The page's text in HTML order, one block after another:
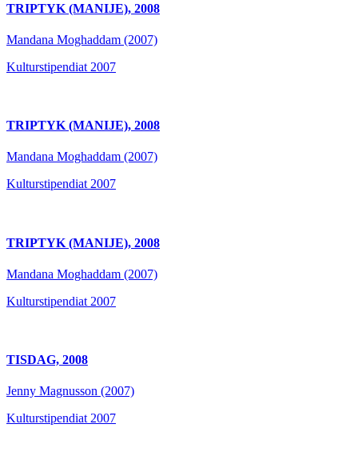
TRIPTYK (MANIJE), 2008
Mandana Moghaddam (2007)
Kulturstipendiat 2007
TRIPTYK (MANIJE), 2008
Mandana Moghaddam (2007)
Kulturstipendiat 2007
TRIPTYK (MANIJE), 2008
Mandana Moghaddam (2007)
Kulturstipendiat 2007
TISDAG, 2008
Jenny Magnusson (2007)
Kulturstipendiat 2007